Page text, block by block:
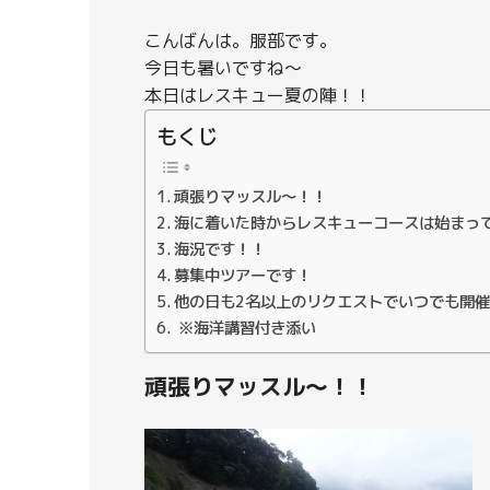
こんばんは。服部です。
今日も暑いですね～
本日はレスキュー夏の陣！！
もくじ
頑張りマッスル～！！
海に着いた時からレスキューコースは始まっ
海況です！！
募集中ツアーです！
他の日も2名以上のリクエストでいつでも開催
※海洋講習付き添い
頑張りマッスル～！！